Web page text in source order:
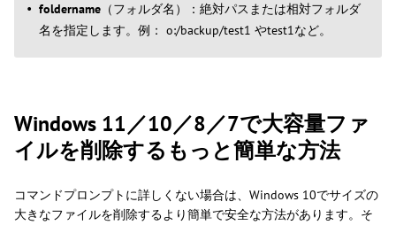
foldername （フォルダ名）：絶対パスまたは相対フォルダ
名を指定します。例： o:/backup/test1 やtest1など。
Windows 11／10／8／7で大容量ファ
イルを削除するもっと簡単な方法
コマンドプロンプトに詳しくない場合は、Windows 10でサイズの
大きなファイルを削除するより簡単で安全な方法があります。そ